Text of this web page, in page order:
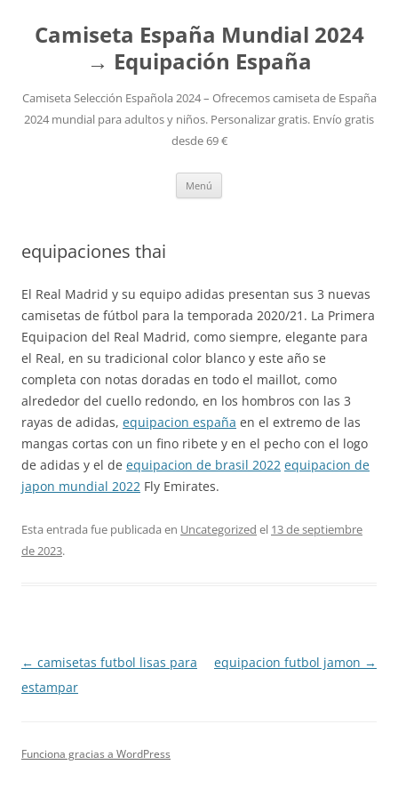
Camiseta España Mundial 2024
→ Equipación España
Camiseta Selección Española 2024 – Ofrecemos camiseta de España
2024 mundial para adultos y niños. Personalizar gratis. Envío gratis
desde 69 €
Menú
equipaciones thai
El Real Madrid y su equipo adidas presentan sus 3 nuevas
camisetas de fútbol para la temporada 2020/21. La Primera
Equipacion del Real Madrid, como siempre, elegante para
el Real, en su tradicional color blanco y este año se
completa con notas doradas en todo el maillot, como
alrededor del cuello redondo, en los hombros con las 3
rayas de adidas, equipacion españa en el extremo de las
mangas cortas con un fino ribete y en el pecho con el logo
de adidas y el de equipacion de brasil 2022 equipacion de
japon mundial 2022 Fly Emirates.
Esta entrada fue publicada en Uncategorized el 13 de septiembre
de 2023.
Navegación
de
← camisetas futbol lisas para
estampar
equipacion futbol jamon →
Funciona gracias a WordPress